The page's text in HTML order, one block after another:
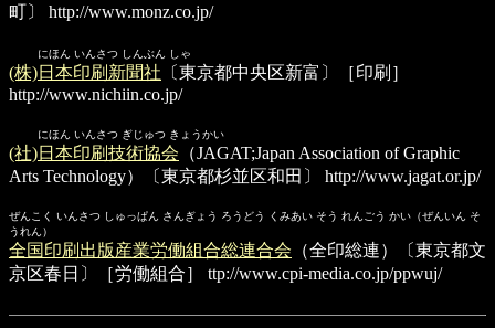
町〕
http://www.monz.co.jp/
にほん いんさつ しんぶん しゃ
(株)日本印刷新聞社 〔東京都中央区新富〕［印刷］
http://www.nichiin.co.jp/
にほん いんさつ ぎじゅつ きょうかい
(社)日本印刷技術協会 （JAGAT;Japan Association of Graphic
Arts Technology）〔東京都杉並区和田〕
http://www.jagat.or.jp/
ぜんこく いんさつ しゅっぱん さんぎょう ろうどう くみあい そう れんごう かい（ぜんいん そ
うれん）
全国印刷出版産業労働組合総連合会 （全印総連）〔東京都文
京区春日〕［労働組合］
ttp://www.cpi-media.co.jp/ppwuj/